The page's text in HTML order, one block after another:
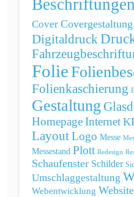
Beschriftungen
Cover Covergestaltung
Digitaldruck
Folie
Folienkaschierung
Gestaltung
HomepageInternet
LayoutLogo Messe
Messestand Plott Redesign
Schaufenster Schilder
Umschlaggestaltung
Webentwicklung Website